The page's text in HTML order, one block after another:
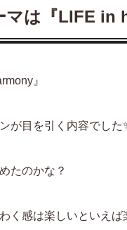
マは『LIFE in
』
が目を引く内容でした
たのかな？
く感は楽しいといえば